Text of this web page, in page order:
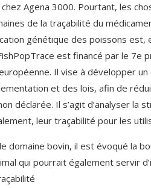
Agena 3000. Pourtant, les
de la traçabilité du
génétique des poissons est,
est financé par le 7e
Il vise à développer
et des lois, afin de
déclarée. Il s’agit d’analyser la
leur traçabilité pour les
domaine bovin, il est évoqué la
qui pourrait également servir